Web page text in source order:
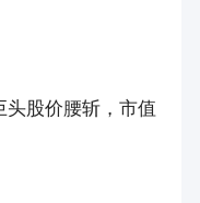
股价腰斩，市值